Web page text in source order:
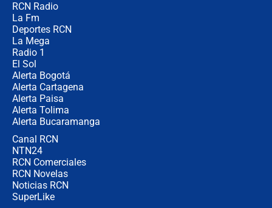
RCN Radio
La Fm
Deportes RCN
La Mega
Radio 1
El Sol
Alerta Bogotá
Alerta Cartagena
Alerta Paisa
Alerta Tolima
Alerta Bucaramanga
Canal RCN
NTN24
RCN Comerciales
RCN Novelas
Noticias RCN
SuperLike